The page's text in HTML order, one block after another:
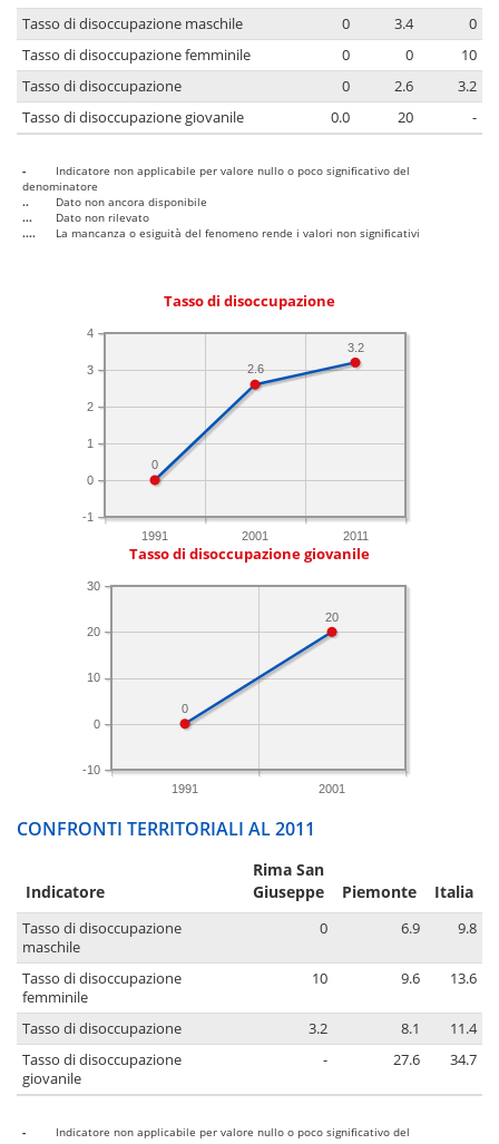
Tasso di disoccupazione maschile 0 3.4
0
Tasso di disoccupazione femminile
0 0
10
Tasso di disoccupazione
0 2.6
3.2
Tasso di disoccupazione giovanile
0.0 20 -
-
Indicatore non applicabile per valore nullo o poco significativo del
denominatore
..
Dato non ancora disponibile
...
Dato non rilevato
....
La mancanza o esiguità del fenomeno rende i valori non significativi
Tasso di disoccupazione
1991 2001 2011
-1
0
1
2
3
4
3.2
2.6
0
Tasso di disoccupazione giovanile
1991 2001
-10
0
10
20
30
20
0
CONFRONTI TERRITORIALI AL 2011
Indicatore
Rima San
Giuseppe
Piemonte Italia
Tasso di disoccupazione
maschile
0 6.9 9.8
Tasso di disoccupazione
femminile
10 9.6 13.6
Tasso di disoccupazione 3.2 8.1
11.4
Tasso di disoccupazione
giovanile
- 27.6 34.7
-
Indicatore non applicabile per valore nullo o poco significativo del